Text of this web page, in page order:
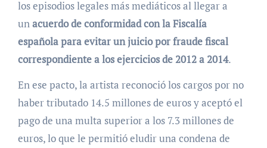
los episodios legales más mediáticos al llegar a
un acuerdo de conformidad con la Fiscalía
española para evitar un juicio por fraude fiscal
correspondiente a los ejercicios de 2012 a 2014.
En ese pacto, la artista reconoció los cargos por no
haber tributado 14.5 millones de euros y aceptó el
pago de una multa superior a los 7.3 millones de
euros, lo que le permitió eludir una condena de